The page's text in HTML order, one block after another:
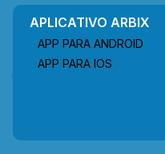
APLICATIVO ARBIX
APP PARA ANDROID
APP PARA IOS